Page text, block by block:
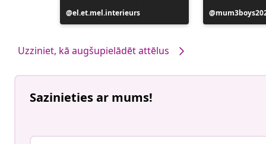
Ierakstu
publicējis
el.et.mel.interieurs
Ierakstu
publicējis
Uzziniet, kā augšupielādēt attēlus
Sazinieties ar mums!